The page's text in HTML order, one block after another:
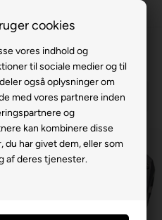
cookies
vores indhold og
til sociale medier og til
også oplysninger om
med vores partnere inden
og
kan kombinere disse
du har givet dem, eller som
af deres tjenester.
v. køb for 799,-
hos dig
garanti
00 00